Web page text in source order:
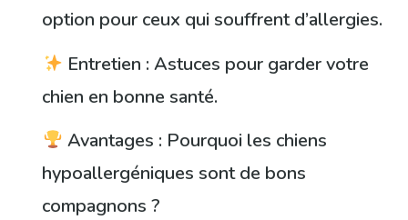
option pour ceux qui souffrent d’allergies.
Entretien : Astuces pour garder votre
chien en bonne santé.
Avantages : Pourquoi les chiens
hypoallergéniques sont de bons
compagnons ?